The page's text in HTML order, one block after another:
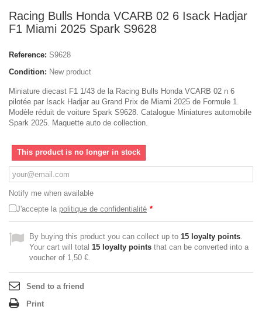
Racing Bulls Honda VCARB 02 6 Isack Hadjar
F1 Miami 2025 Spark S9628
Reference: S9628
Condition: New product
Miniature diecast F1 1/43 de la Racing Bulls Honda VCARB 02 n 6
pilotée par Isack Hadjar au Grand Prix de Miami 2025 de Formule 1.
Modèle réduit de voiture Spark S9628. Catalogue Miniatures automobile
Spark 2025. Maquette auto de collection.
This product is no longer in stock
Notify me when available
J'accepte la politique de confidentialité *
By buying this product you can collect up to 15 loyalty points.
Your cart will total 15 loyalty points that can be converted into a
voucher of 1,50 €.
Send to a friend
Print